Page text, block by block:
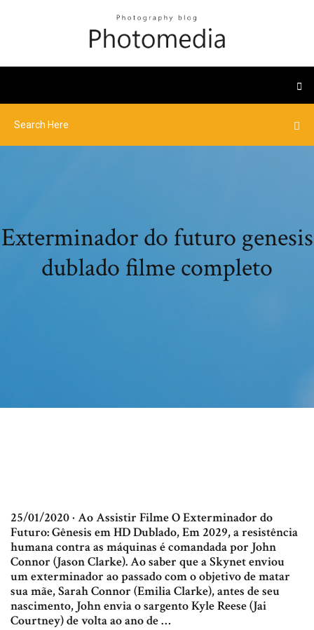
Exterminador do futuro genesis
dublado filme completo
25/01/2020 · Ao Assistir Filme O Exterminador do
Futuro: Gênesis em HD Dublado, Em 2029, a resistência
humana contra as máquinas é comandada por John
Connor (Jason Clarke). Ao saber que a Skynet enviou
um exterminador ao passado com o objetivo de matar
sua mãe, Sarah Connor (Emilia Clarke), antes de seu
nascimento, John envia o sargento Kyle Reese (Jai
Courtney) de volta ao ano de …